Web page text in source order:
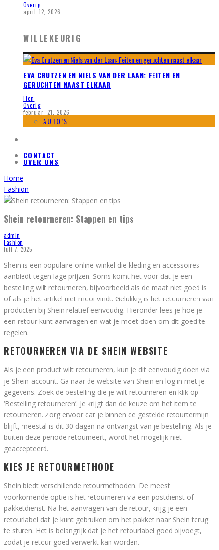
Overig
april 12, 2026
WILLEKEURIG
EVA CRUTZEN EN NIELS VAN DER LAAN: FEITEN EN
GERUCHTEN NAAST ELKAAR
Fien
Overig
februari 21, 2026
AUTO’S
CONTACT
OVER ONS
Home
Fashion
Shein retourneren: Stappen en tips
admin
Fashion
juli 7, 2025
Shein is een populaire online winkel die kleding en accessoires
aanbiedt tegen lage prijzen. Soms komt het voor dat je een
bestelling wilt retourneren, bijvoorbeeld als de maat niet goed is
of als je het artikel niet mooi vindt. Gelukkig is het retourneren van
producten bij Shein relatief eenvoudig. Hieronder lees je hoe je
een retour kunt aanvragen en wat je moet doen om dit goed te
regelen.
RETOURNEREN VIA DE SHEIN WEBSITE
Als je een product wilt retourneren, kun je dit eenvoudig doen via
je Shein-account. Ga naar de website van Shein en log in met je
gegevens. Zoek de bestelling die je wilt retourneren en klik op
‘Bestelling retourneren’. Je krijgt dan de keuze om het item te
retourneren. Zorg ervoor dat je binnen de gestelde retourtermijn
blijft, meestal is dit 30 dagen na ontvangst van je bestelling. Als je
buiten deze periode retourneert, wordt het mogelijk niet
geaccepteerd.
KIES JE RETOURMETHODE
Shein biedt verschillende retourmethoden. De meest
voorkomende optie is het retourneren via een postdienst of
pakketdienst. Na het aanvragen van de retour, krijg je een
retourlabel dat je kunt gebruiken om het pakket naar Shein terug
te sturen. Het is belangrijk dat je het retourlabel goed bijvoegt,
zodat je retour goed verwerkt kan worden.